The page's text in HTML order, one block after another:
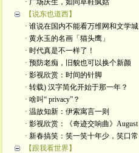
· 广场庆生，如同草鞋疯姑
【说东也道西】
· 谁说在国内不能看万维网和文学城
· 黄永玉的名画「猫头鹰」
· 时代真是不一样了！
· 预防老痴，旧貌也可以换个新颜
· 影视欣赏：时间的针脚
· 转载) 汉字简化开始于那一年？
· 啥叫“ privacy”？
· 温故知新：伊索寓言一则
· 影视欣赏：《奇迹交响曲》August
· 新春搞笑：笑一笑十年少，笑口常
【跟我看世界】